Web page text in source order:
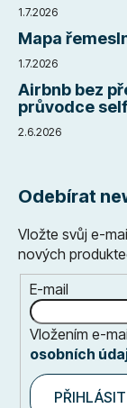
1.7.2026
Mapa
1.7.2026
Airbnb bez
průvodce
2.6.2026
Odebírat
Vložte svůj e-
nových
E-mail
Vložením e-
osobních